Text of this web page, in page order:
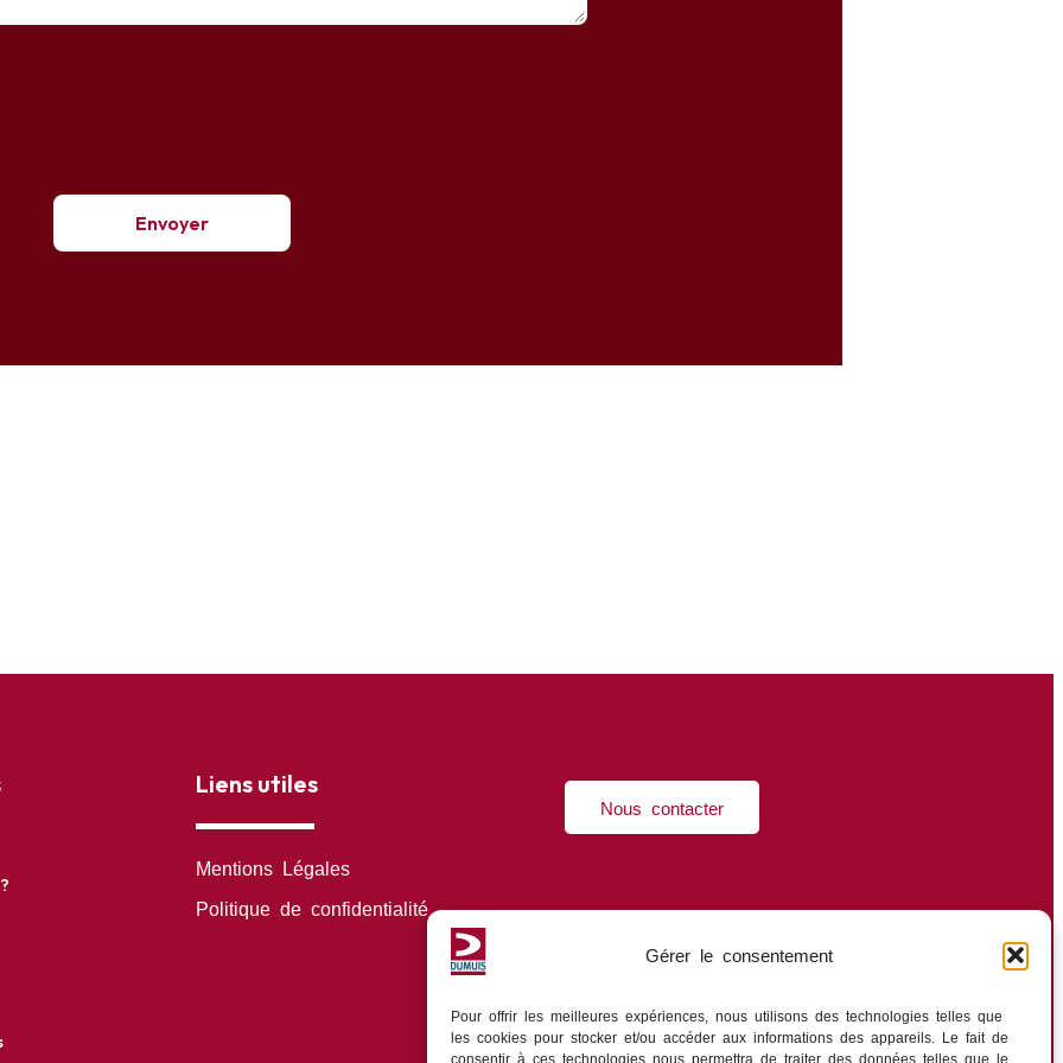
Gérer le consentement
Pour offrir les meilleures expériences, nous utilisons des technologies telles que
les cookies pour stocker et/ou accéder aux informations des appareils. Le fait de
consentir à ces technologies nous permettra de traiter des données telles que le
Liens utiles
Mentions Légales
Politique de confidentialité
Nous contacter